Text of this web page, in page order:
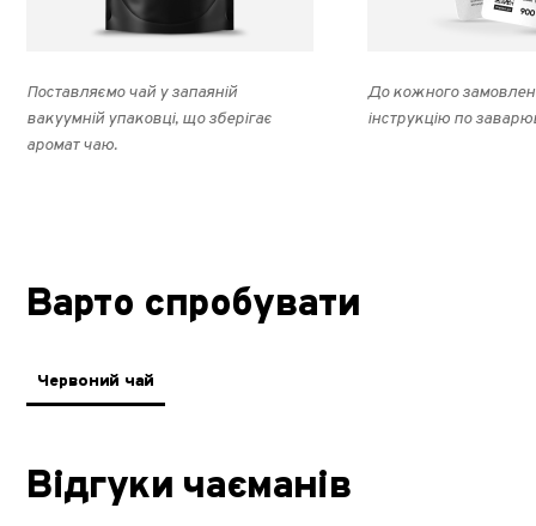
Поставляємо чай у запаяній
вакуумній упаковці, що зберігає
аромат чаю.
До кожного
інструкцію по
Варто спробувати
Червоний чай
Відгуки чаєманів